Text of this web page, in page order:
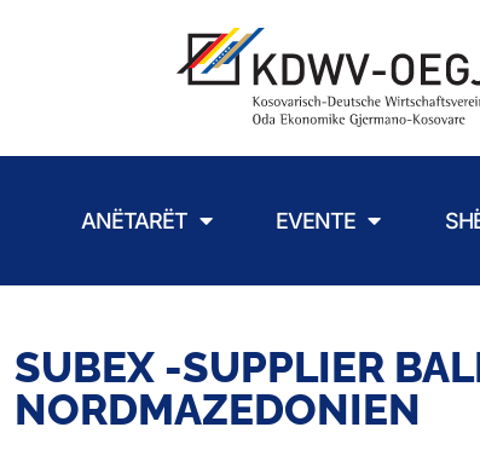
ANËTARËT EVENTE
SUBEX -SUPPLIER
NORDMAZEDONIEN